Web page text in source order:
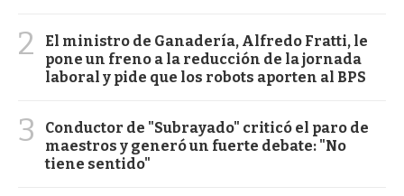
2
El ministro de Ganadería, Alfredo Fratti, le
pone un freno a la reducción de la jornada
laboral y pide que los robots aporten al BPS
3
Conductor de "Subrayado" criticó el paro de
maestros y generó un fuerte debate: "No
tiene sentido"